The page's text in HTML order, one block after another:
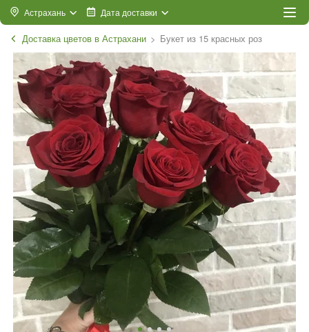
Астрахань Дата доставки
Доставка цветов в Астрахани Букет из 15 красных роз